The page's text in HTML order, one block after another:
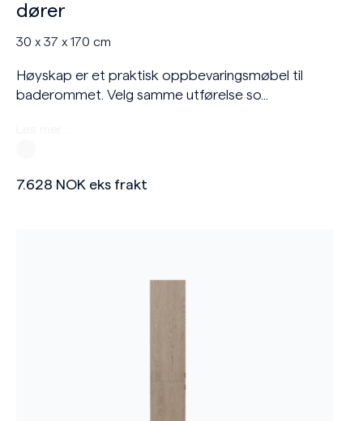
dører
30 x 37 x 170 cm
Høyskap er et praktisk oppbevaringsmøbel til
baderommet. Velg samme utførelse so...
7.628 NOK eks frakt